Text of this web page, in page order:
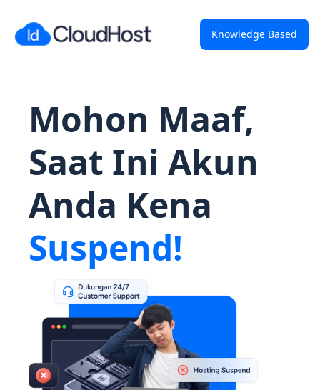
Knowledge Based
Mohon Maaf,
Saat Ini Akun
Anda Kena
Suspend!